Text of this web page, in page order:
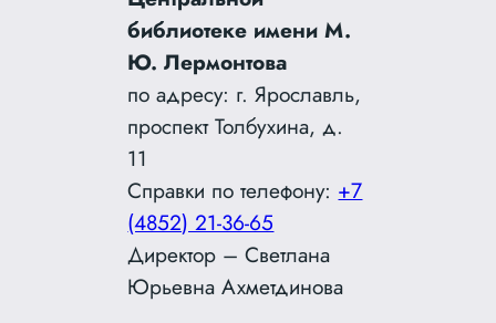
библиотеке имени М.
Ю. Лермонтова
по адресу: г. Ярославль,
проспект Толбухина, д.
11
Справки по телефону: +7
(4852) 21-36-65
Директор – Светлана
Юрьевна Ахметдинова